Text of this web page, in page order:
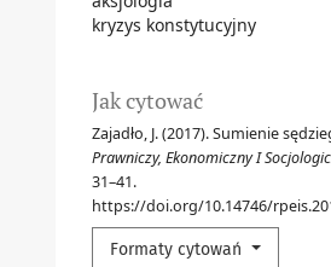
kryzys konstytucyjny
Jak cytować
Zajadło, J. (2017). Sumienie
Prawniczy, Ekonomiczny I
31–41.
https://doi.org/10.14746/
Formaty cytowań